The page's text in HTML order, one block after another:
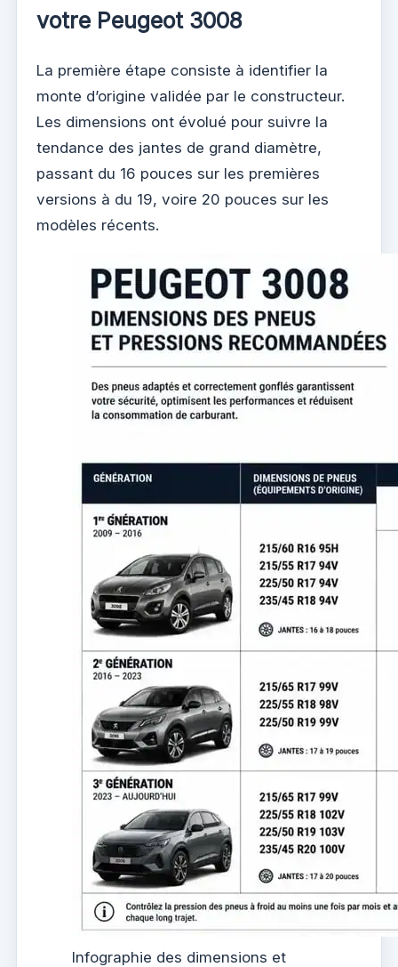
votre Peugeot 3008
La première étape consiste à identifier la
monte d’origine validée par le constructeur.
Les dimensions ont évolué pour suivre la
tendance des jantes de grand diamètre,
passant du 16 pouces sur les premières
versions à du 19, voire 20 pouces sur les
modèles récents.
Infographie des dimensions et